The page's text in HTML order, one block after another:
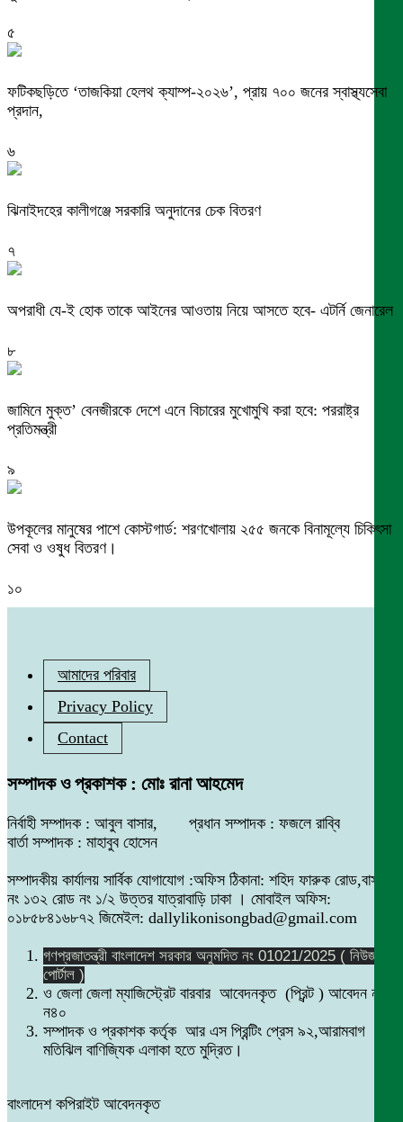
৫
ফটিকছড়িতে ‘তাজকিয়া হেলথ ক্যাম্প-২০২৬’, প্রায় ৭০০ জনের স্বাস্থ্যসেবা
প্রদান,
৬
ঝিনাইদহের কালীগঞ্জে সরকারি অনুদানের চেক বিতরণ
৭
অপরাধী যে-ই হোক তাকে আইনের আওতায় নিয়ে আসতে হবে- এটর্নি জেনারেল
৮
জামিনে মুক্ত’ বেনজীরকে দেশে এনে বিচারের মুখোমুখি করা হবে: পররাষ্ট্র
প্রতিমন্ত্রী
৯
উপকূলের মানুষের পাশে কোস্টগার্ড: শরণখোলায় ২৫৫ জনকে বিনামূল্যে চিকিৎসা
সেবা ও ওষুধ বিতরণ।
১০
আমাদের পরিবার
Privacy Policy
Contact
সম্পাদক ও প্রকাশক : মোঃ রানা আহমেদ
নির্বাহী সম্পাদক : আবুল বাসার, প্রধান সম্পাদক : ফজলে রাব্বি
বার্তা সম্পাদক : মাহাবুব হোসেন
সম্পাদকীয় কার্যালয় সার্বিক যোগাযোগ :অফিস ঠিকানা: শহিদ ফারুক রোড,বাসা
নং ১৩২ রোড নং ১/২ উত্তর যাত্রাবাড়ি ঢাকা । মোবাইল অফিস:
০১৮৫৮৪১৬৮৭২ জিমেইল: dallylikonisongbad@gmail.com
গণপ্রজাতন্ত্রী বাংলাদেশ সরকার অনুমদিত নং 01021/2025 ( নিউজ
পোর্টাল )
ও জেলা জেলা ম্যাজিস্ট্রেট বারবার আবেদনকৃত (প্রিন্ট ) আবেদন নং
ন৪০
সম্পাদক ও প্রকাশক কর্তৃক আর এস প্রিন্টিং প্রেস ৯২,আরামবাগ
মতিঝিল বাণিজ্যিক এলাকা হতে মুদ্রিত।
বাংলাদেশ কপিরাইট আবেদনকৃত